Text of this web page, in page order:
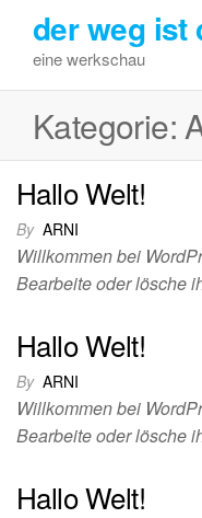
content
der weg ist
eine werkschau
Kategorie:
Hallo Welt!
By ARNI
Willkommen bei
Bearbeite oder lösche
Hallo Welt!
By ARNI
Willkommen bei
Bearbeite oder lösche
Hallo Welt!